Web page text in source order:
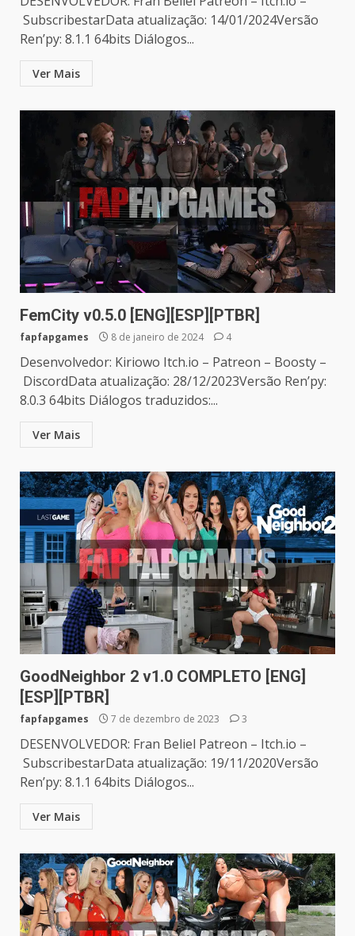
SubscribestarData atualização: 14/01/2024Versão
Ren’py: 8.1.1 64bits Diálogos...
Ver Mais
FemCity v0.5.0 [ENG][ESP][PTBR]
fapfapgames 8 de janeiro de 2024 4
Desenvolvedor: Kiriowo Itch.io – Patreon – Boosty –
DiscordData atualização: 28/12/2023Versão Ren’py:
8.0.3 64bits Diálogos traduzidos:...
Ver Mais
GoodNeighbor 2 v1.0 COMPLETO [ENG]
[ESP][PTBR]
fapfapgames 7 de dezembro de 2023 3
DESENVOLVEDOR: Fran Beliel Patreon – Itch.io –
SubscribestarData atualização: 19/11/2020Versão
Ren’py: 8.1.1 64bits Diálogos...
Ver Mais